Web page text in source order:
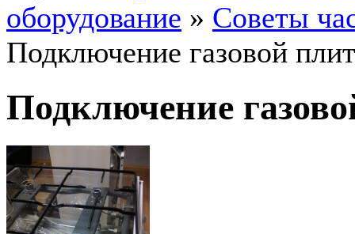
оборудование » Советы
Подключение газовой
Подключение